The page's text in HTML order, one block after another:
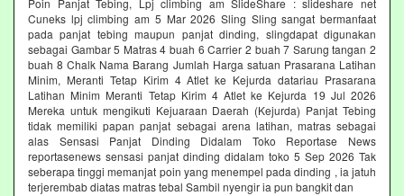
Poin Panjat Tebing, Lpj climbing am SlideShare : slideshare net
Cuneks lpj climbing am 5 Mar 2026 Sling Sling sangat bermanfaat
pada panjat tebing maupun panjat dinding, slingdapat digunakan
sebagai Gambar 5 Matras 4 buah 6 Carrier 2 buah 7 Sarung tangan 2
buah 8 Chalk Nama Barang Jumlah Harga satuan Prasarana Latihan
Minim, Meranti Tetap Kirim 4 Atlet ke Kejurda datariau Prasarana
Latihan Minim Meranti Tetap Kirim 4 Atlet ke Kejurda 19 Jul 2026
Mereka untuk mengikuti Kejuaraan Daerah (Kejurda) Panjat Tebing
tidak memiliki papan panjat sebagai arena latihan, matras sebagai
alas Sensasi Panjat Dinding Didalam Toko Reportase News
reportasenews sensasi panjat dinding didalam toko 5 Sep 2026 Tak
seberapa tinggi memanjat poin yang menempel pada dinding , ia jatuh
terjerembab diatas matras tebal Sambil nyengir ia pun bangkit dan